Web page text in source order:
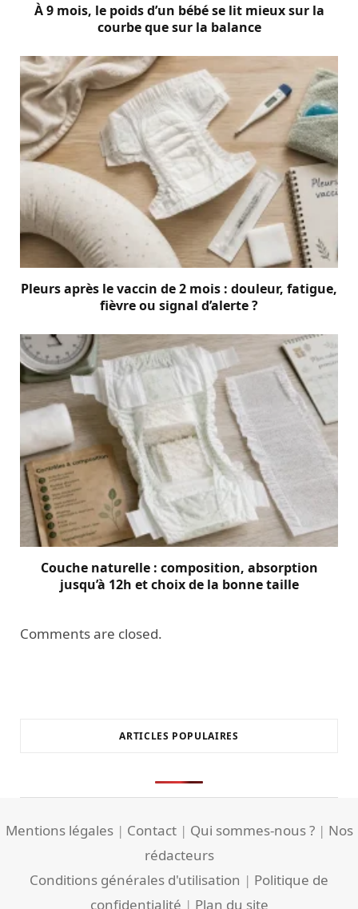
À 9 mois, le poids d’un bébé se lit mieux sur la
courbe que sur la balance
Pleurs après le vaccin de 2 mois : douleur, fatigue,
fièvre ou signal d’alerte ?
Couche naturelle : composition, absorption
jusqu’à 12h et choix de la bonne taille
Comments are closed.
ARTICLES POPULAIRES
Mentions légales| Contact| Qui sommes-nous ?| Nos
rédacteurs
Conditions générales d'utilisation | Politique de
confidentialité | Plan du site